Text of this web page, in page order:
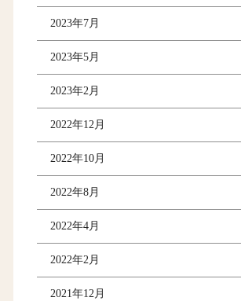
2023年7月
2023年5月
2023年2月
2022年12月
2022年10月
2022年8月
2022年4月
2022年2月
2021年12月